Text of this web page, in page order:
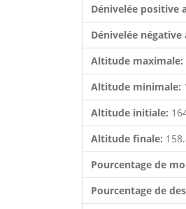
Dénivelée positive
Dénivelée négative
Altitude maximale:
Altitude minimale:
Altitude initiale:
Altitude finale:
Pourcentage de
Pourcentage de